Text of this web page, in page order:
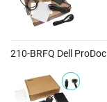
210-BRFQ Dell